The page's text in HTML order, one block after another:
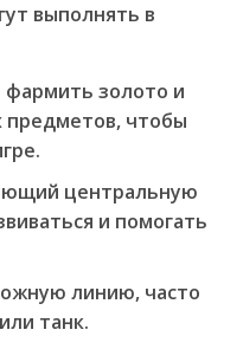
выполнять в
золото и
чтобы
центральную
и помогать
линию, часто
танк.